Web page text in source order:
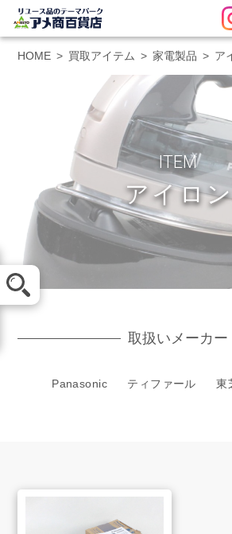
メール査定
よくあるご質問
HOME 買取アイテム 家電製品 ア
ITEM
アイロ
取扱いメーカー
Panasonic ティファール 東